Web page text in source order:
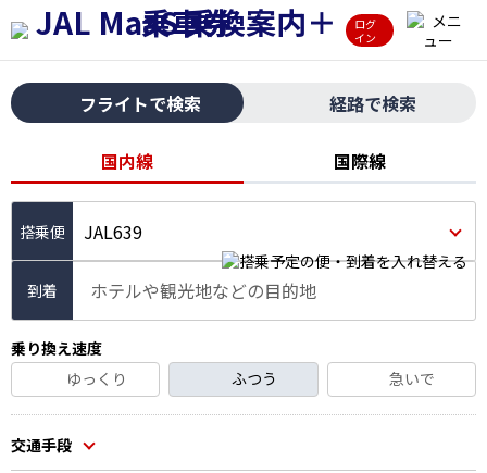
ログ
イン
フライトで検索 経路で検索
国内線 国際線
JAL639
到着 ホテルや観光地などの目的地
乗り換え速度
ゆっくり
ふつう 急いで
交通手段